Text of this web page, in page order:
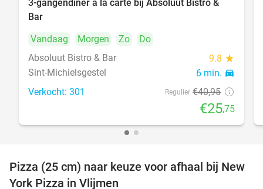
37%
3-gangendiner à la carte bij Absoluut Bistro &
Bar
Vandaag
Morgen Zo
Do
Absoluut Bistro & Bar
9.8 star
Sint-Michielsgestel 6 min. directions_car
Verkocht: 301 Regulier €40,95
€25,75
55%
Pizza (25 cm) naar keuze voor afhaal bij New
York Pizza in Vlijmen